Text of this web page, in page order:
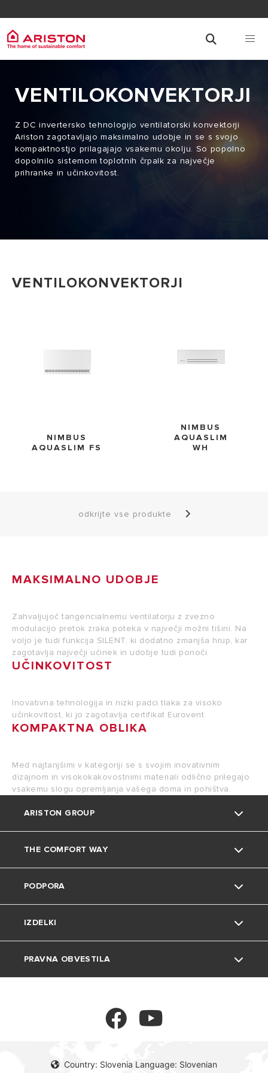
VENTILOKONVEKTORJI
Z DC invertersko tehnologijo ventilatorski konvektorji
Ariston zagotavljajo maksimalno udobje in se s svojo
kompaktnostjo prilagajajo vsakemu okolju. So popolno
dopolnilo sistemom toplotnih črpalk za največje
prihranke in učinkovitost.
VENTILOKONVEKTORJI
NIMBUS
AQUASLIM FS
NIMBUS
AQUASLIM
WH
odkrijte vse produkte
MAKSIMALNO UDOBJE
Zahvaljujoč tangencialnemu ventilatorju z zvezno
modulacijo pretok zraka poteka v največji možni tišini. Na
voljo je tudi funkcija SILENT, ki dodatno zmanjša hrup, kar
zagotavlja največji učinek in udobje tudi ponoči.
UČINKOVITOST
Inovativna tehnologija in nizki padci tlaka za visoko
učinkovitost, ki jo zagotavlja certifikat Eurovent.
KOMPAKTNA OBLIKA
Med najtanjšimi v kategoriji se s svojim inovativnim
dizajnom in visokokakovostnimi materiali odlično prilegajo
vsakemu slogu opremljanja vašega doma in pohištva.
Country: Slovenia Language: Slovenian
ARISTON GROUP
Blagovna znamka Ariston
Skupina
Zaposlitev
THE COMFORT WAY
Namigi in triki
Dom in prosti čas
Okolje
PODPORA
Kontakt
Pogosta vprašanja
IZDELKI
Grelniki vode
Klimatske naprave
PRAVNA OBVESTILA